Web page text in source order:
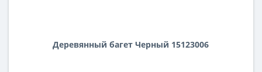
Деревянный багет Черный 15123006